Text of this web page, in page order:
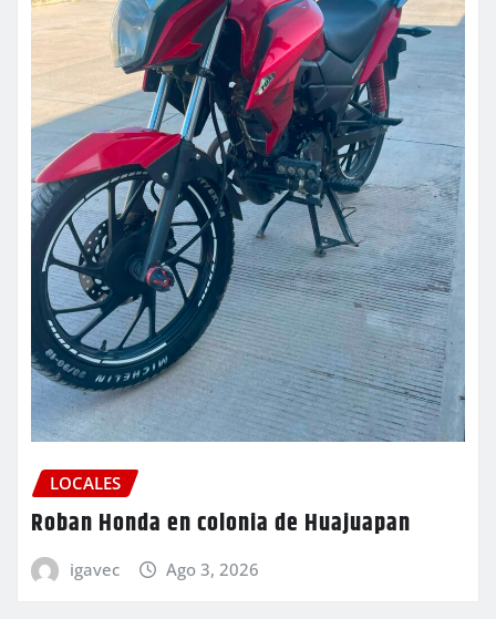
LOCALES
Roban Honda en colonia de Huajuapan
igavec Ago 3, 2026